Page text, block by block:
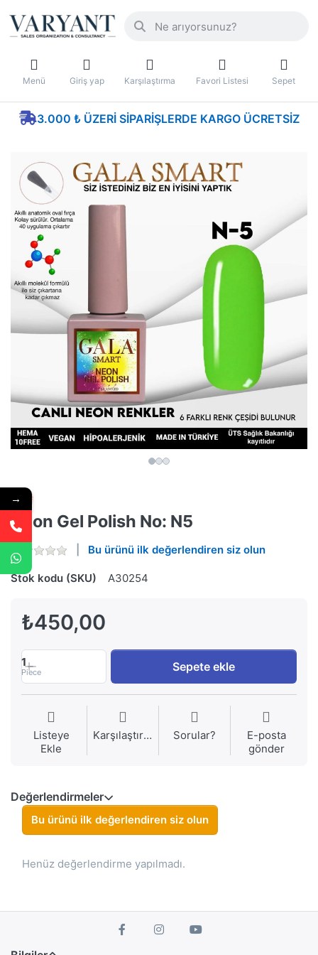
Menü Giriş yap Karşılaştırma Favori Listesi Sepet
3.000 ₺ ÜZERI SIPARIŞLERDE KARGO ÜCRETSIZ
Neon Gel Polish No: N5
Bu ürünü ilk değerlendiren siz olun
Stok kodu (SKU) A30254
₺450,00
1
Piece Sepete ekle
Listeye
Ekle
Karşılaştırma Sorular?
E-posta
gönder
Değerlendirmeler
Bu ürünü ilk değerlendiren siz olun
Henüz değerlendirme yapılmadı.
→